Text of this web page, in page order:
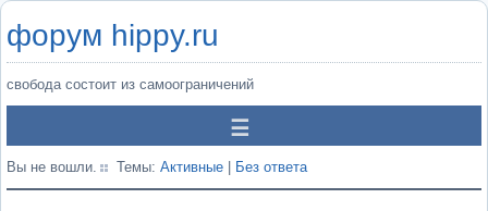
форум hippy.ru
свобода состоит из самоограничений
Вы не вошли. Темы: Активные Без ответа